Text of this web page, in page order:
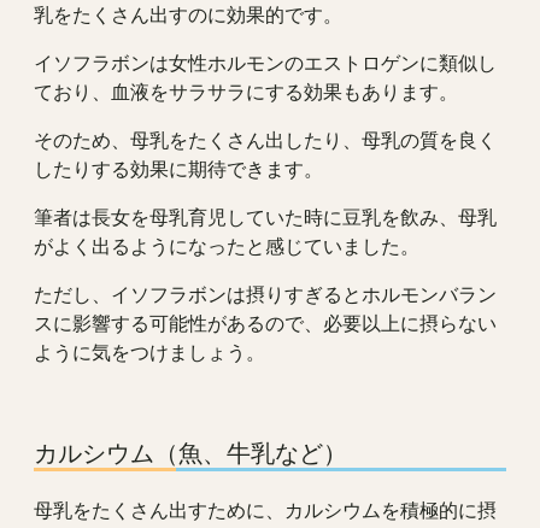
乳をたくさん出すのに効果的です。
イソフラボンは女性ホルモンのエストロゲンに類似し
ており、血液をサラサラにする効果もあります。
そのため、母乳をたくさん出したり、母乳の質を良く
したりする効果に期待できます。
筆者は長女を母乳育児していた時に豆乳を飲み、母乳
がよく出るようになったと感じていました。
ただし、イソフラボンは摂りすぎるとホルモンバラン
スに影響する可能性があるので、必要以上に摂らない
ように気をつけましょう。
カルシウム（魚、牛乳など）
母乳をたくさん出すために、カルシウムを積極的に摂